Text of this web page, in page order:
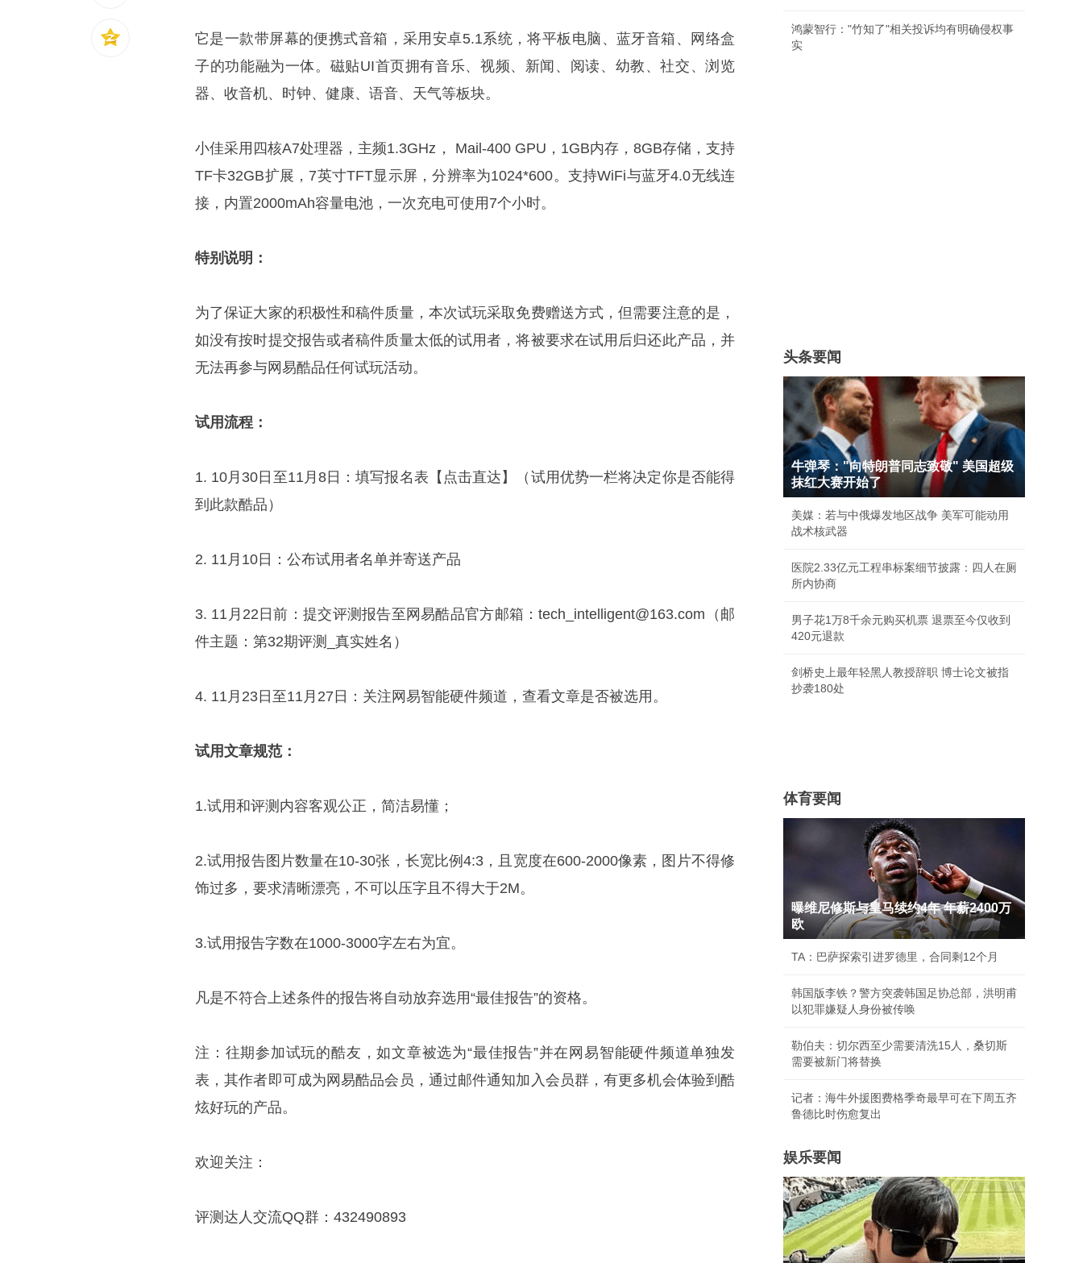
它是一款带屏幕的便携式音箱，采用安卓5.1系统，将平板电脑、蓝牙音箱、网络盒
子的功能融为一体。磁贴UI首页拥有音乐、视频、新闻、阅读、幼教、社交、浏览
器、收音机、时钟、健康、语音、天气等板块。
小佳采用四核A7处理器，主频1.3GHz， Mail-400 GPU，1GB内存，8GB存储，支持
TF卡32GB扩展，7英寸TFT显示屏，分辨率为1024*600。支持WiFi与蓝牙4.0无线连
接，内置2000mAh容量电池，一次充电可使用7个小时。
特别说明：
为了保证大家的积极性和稿件质量，本次试玩采取免费赠送方式，但需要注意的是，
如没有按时提交报告或者稿件质量太低的试用者，将被要求在试用后归还此产品，并
无法再参与网易酷品任何试玩活动。
试用流程：
1. 10月30日至11月8日：填写报名表【点击直达】（试用优势一栏将决定你是否能得
到此款酷品）
2. 11月10日：公布试用者名单并寄送产品
3. 11月22日前：提交评测报告至网易酷品官方邮箱：tech_intelligent@163.com（邮
件主题：第32期评测_真实姓名）
4. 11月23日至11月27日：关注网易智能硬件频道，查看文章是否被选用。
试用文章规范：
1.试用和评测内容客观公正，简洁易懂；
2.试用报告图片数量在10-30张，长宽比例4:3，且宽度在600-2000像素，图片不得修
饰过多，要求清晰漂亮，不可以压字且不得大于2M。
3.试用报告字数在1000-3000字左右为宜。
凡是不符合上述条件的报告将自动放弃选用“最佳报告”的资格。
注：往期参加试玩的酷友，如文章被选为“最佳报告”并在网易智能硬件频道单独发
表，其作者即可成为网易酷品会员，通过邮件通知加入会员群，有更多机会体验到酷
炫好玩的产品。
欢迎关注：
评测达人交流QQ群：432490893
鸿蒙智行："竹知了"相关投诉均有明确侵权事
实
头条要闻
牛弹琴："向特朗普同志致敬" 美国超级
抹红大赛开始了
美媒：若与中俄爆发地区战争 美军可能动用
战术核武器
医院2.33亿元工程串标案细节披露：四人在厕
所内协商
男子花1万8千余元购买机票 退票至今仅收到
420元退款
剑桥史上最年轻黑人教授辞职 博士论文被指
抄袭180处
体育要闻
曝维尼修斯与皇马续约4年 年薪2400万
欧
TA：巴萨探索引进罗德里，合同剩12个月
韩国版李铁？警方突袭韩国足协总部，洪明甫
以犯罪嫌疑人身份被传唤
勒伯夫：切尔西至少需要清洗15人，桑切斯
需要被新门将替换
记者：海牛外援图费格季奇最早可在下周五齐
鲁德比时伤愈复出
娱乐要闻